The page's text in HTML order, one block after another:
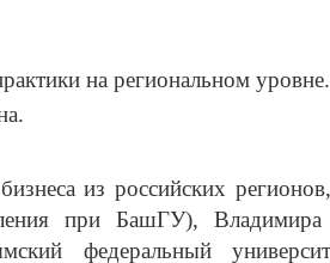
на региональном уровне.
из российских
при БашГУ), Владимира
федеральный